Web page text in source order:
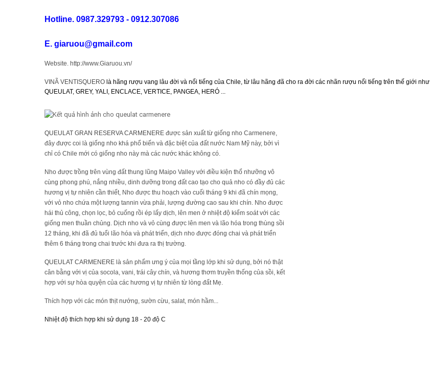
Vang Newzeland giá rẻ nhất
Rượu Vang Argentina
RƯỢU VANG NAM PHI
Rượu Vang BỒ ĐÀO NHA
RƯỢU VANG ROMANIA GIÁ
CỰC RẺ
Hotline. 0987.329793 - 0912.307086
E. giaruou@gmail.com
Website. http://www.Giaruou.vn/
VINÃ VENTISQUERO là hãng rượu vang lâu đời và nổi tiếng của Chile, từ lâu hãng đã cho ra đời các nhãn rượu nổi tiếng trên thế giới như
QUEULAT, GREY, YALI, ENCLACE, VERTICE, PANGEA, HERÓ ...
QUEULAT GRAN RESERVA CARMENERE được sản xuất từ giống nho Carmenere,
đây được coi là giống nho khá phổ biến và đặc biệt của đất nước Nam Mỹ này, bởi vì
chỉ có Chile mới có giống nho này mà các nước khác không có.
Nho được trồng trên vùng đất thung lũng Maipo Valley với điều kiện thổ nhưỡng vô
cùng phong phú, nắng nhiều, dinh dưỡng trong đất cao tạo cho quả nho có đầy đủ các
hương vị tự nhiên cần thiết, Nho được thu hoạch vào cuối tháng 9 khi đã chín mọng,
với vỏ nho chứa một lượng tannin vừa phải, lượng đường cao sau khi chín. Nho được
hái thủ công, chọn lọc, bỏ cuống rồi ép lấy dịch, lên men ở nhiệt độ kiểm soát với các
giống men thuần chủng. Dịch nho và vỏ cùng được lên men và lão hóa trong thùng sồi
12 tháng, khi đã đủ tuổi lão hóa và phát triển, dịch nho được đóng chai và phát triển
thêm 6 tháng trong chai trước khi đưa ra thị trường.
QUEULAT CARMENERE là sản phẩm ưng ý của mọi tầng lớp khi sử dụng, bởi nó thật
cân bằng với vị của socola, vani, trái cây chín, và hương thơm truyền thống của sồi, kết
hợp với sự hòa quyện của các hương vị tự nhiên từ lòng đất Mẹ.
Thích hợp với các món thịt nướng, sườn cừu, salat, món hầm...
Nhiệt độ thích hợp khi sử dụng 18 - 20 độ C